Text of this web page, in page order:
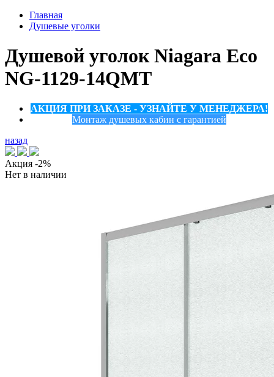
Главная
Душевые уголки
Душевой уголок Niagara Eco
NG-1129-14QMT
АКЦИЯ ПРИ ЗАКАЗЕ - УЗНАЙТЕ У МЕНЕДЖЕРА!
Монтаж душевых кабин с гарантией
назад
Акция -2%
Нет в наличии